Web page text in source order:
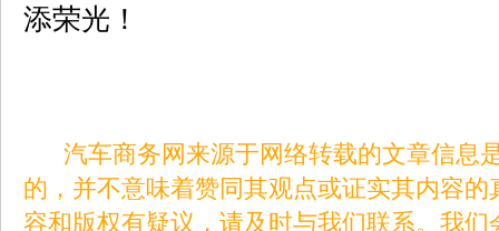
添荣光！
汽车商务网来源于网络转载的文章信息
的，并不意味着赞同其观点或证实其内容
容和版权有疑议，请及时与我们联系。我